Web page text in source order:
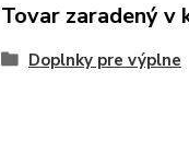
Tovar zaradený v
Doplnky pre výplne